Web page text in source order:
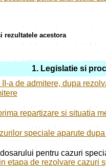
rezultatele acestora
1. Legislatie si
a de admitere, dupa
repartizare si situatia
speciale aparute
pentru cazuri
etapa de rezolvare cazuri